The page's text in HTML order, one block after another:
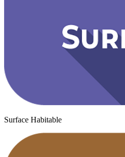
Surface Habitable